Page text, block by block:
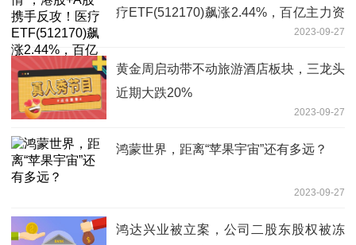
疗ETF(512170)飙涨2.44%，百亿主力资
2023-09-27
黄金周启动带不动旅游酒店板块，三龙头
近期大跌20%
2023-09-27
鸿蒙世界，距离“苹果宇宙”还有多远？
2023-09-27
鸿达兴业被立案，公司二股东股权被冻